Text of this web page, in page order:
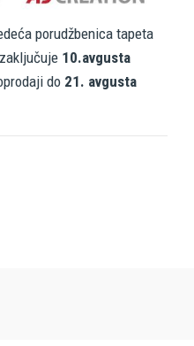
porudžbenica tapeta
10.avgusta
do 21. avgusta